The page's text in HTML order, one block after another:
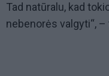
Tad natūralu, kad
nebenorės valgyti“,